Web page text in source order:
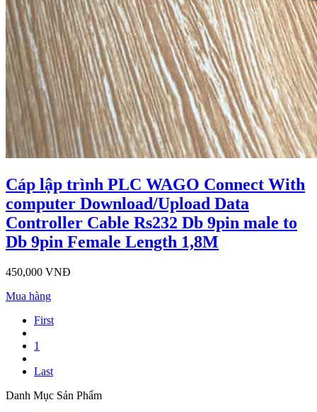
Cáp lập trình PLC WAGO Connect With
computer Download/Upload Data
Controller Cable Rs232 Db 9pin male to
Db 9pin Female Length 1,8M
450,000 VNĐ
Mua hàng
First
1
Last
Danh Mục Sản Phẩm